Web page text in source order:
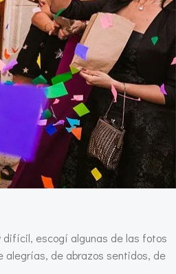
difícil, escogí algunas de las fotos
alegrías, de abrazos sentidos, de